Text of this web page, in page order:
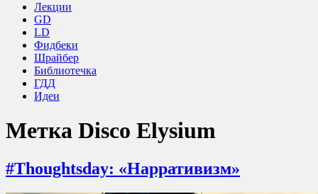
поискаЛекции
GD
LD
Фидбеки
Шрайбер
Библиотечка
ГДД
Идеи
Метка Disco Elysium
#Thoughtsday: «Нарративизм»